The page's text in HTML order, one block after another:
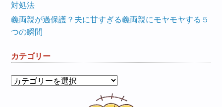
対処法
義両親が過保護？夫に甘すぎる義両親にモヤモヤする５
つの瞬間
カテゴリー
カ